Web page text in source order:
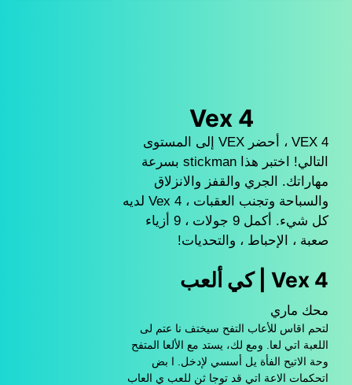
Vex 4
VEX 4 ، أحضر VEX إلى المستوى
التالي! اختبر هذا stickman بسرعة
مهاراتك. الجري والقفز والانزلاق
والسباحة وتجنب العقبات ، Vex 4 لديه
كل شيء. أكمل 9 جولات ، 9 أزياء
صعبة ، الإحباط ، والتحديات!
Vex 4 | كي ألعب
محك ماري
لتحم اقاس للأعاب التفح سيختف نا عتم لى
اللعبة اتي لعا. ومع لك، يستد مع الألعا المتفح
وحة الاتيح الفأة يل أسسي لإدخل. ا بض
اتحكمات الاعة اتي قد توجا ثن للعب ي العاب